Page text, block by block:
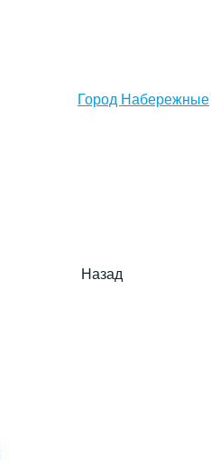
Город Набережные
Назад